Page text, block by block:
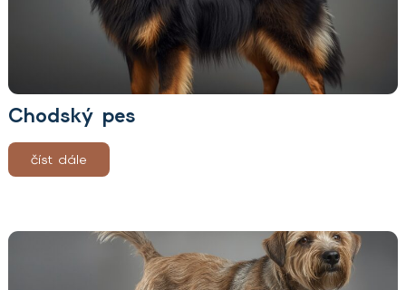
Chodský pes
číst dále